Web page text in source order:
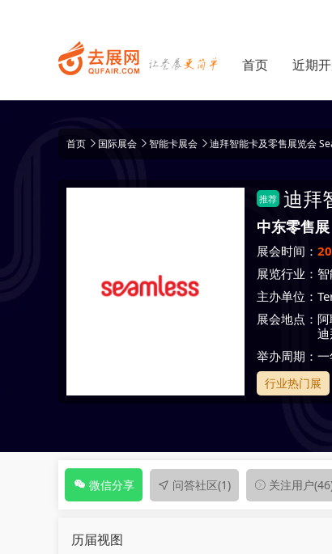
首页 近期
首页 国际展会 智能卡展会 迪拜智能卡及零售展览会
推荐 迪拜
中东零售展
展会时间：
展览行业：
主办单位：
展会地点：
举办周期：
行业热门展
微信分享 问答社区(1) 关注用户
历届视图